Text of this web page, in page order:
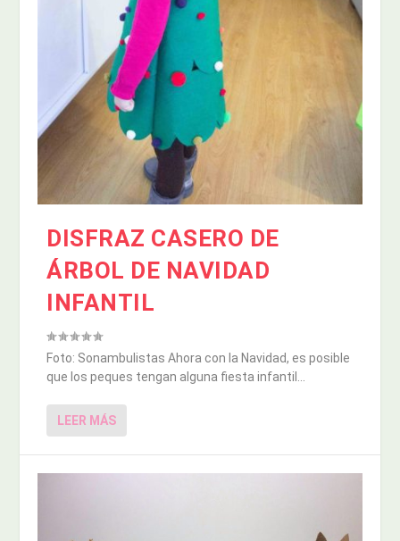
DISFRAZ CASERO DE
ÁRBOL DE NAVIDAD
INFANTIL
Foto: Sonambulistas Ahora con la Navidad, es posible
que los peques tengan alguna fiesta infantil...
LEER MÁS